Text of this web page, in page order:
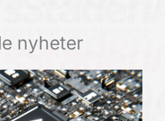
nyheter